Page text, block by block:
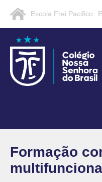
Escola Frei Pacifico
Formação